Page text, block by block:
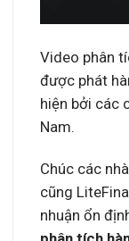
Video phân
được phát
hiện bởi các
Nam.
Chúc các
cũng
nhuận ổn